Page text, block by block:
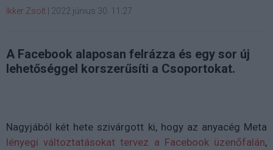
Ikker Zsolt 2022 június 30. 11:27
A Facebook alaposan felrázza és egy sor új
lehetőséggel korszerűsíti a Csoportokat.
Nagyjából két hete szivárgott ki, hogy az anyacég Meta
lényegi változtatásokat tervez a Facebook üzenőfalán,